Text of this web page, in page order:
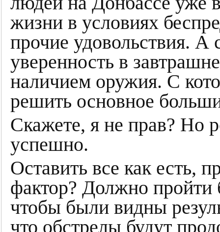
жизни в условиях
прочие удовольствия. А
уверенность в
наличием оружия. С
решить основное
Скажете, я не прав? Но
успешно.
Оставить все как есть,
фактор? Должно пройти
чтобы были видны
что обстрелы будут